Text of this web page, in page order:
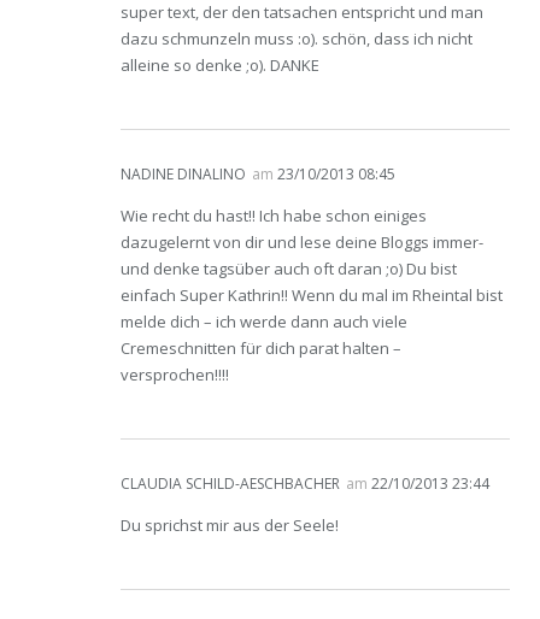
super text, der den tatsachen entspricht und man
dazu schmunzeln muss :o). schön, dass ich nicht
alleine so denke ;o). DANKE
NADINE DINALINO am 23/10/2013 08:45
Wie recht du hast!! Ich habe schon einiges
dazugelernt von dir und lese deine Bloggs immer-
und denke tagsüber auch oft daran ;o) Du bist
einfach Super Kathrin!! Wenn du mal im Rheintal bist
melde dich – ich werde dann auch viele
Cremeschnitten für dich parat halten –
versprochen!!!!
CLAUDIA SCHILD-AESCHBACHER am 22/10/2013 23:44
Du sprichst mir aus der Seele!